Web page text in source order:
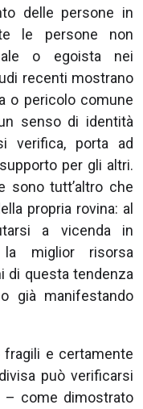
delle persone in
le persone non
o egoista nei
recenti mostrano
o pericolo comune
senso di identità
verifica, porta ad
per gli altri.
sono tutt’altro che
propria rovina: al
a vicenda in
miglior risorsa
di questa tendenza
già manifestando
e certamente
può verificarsi
– come dimostrato